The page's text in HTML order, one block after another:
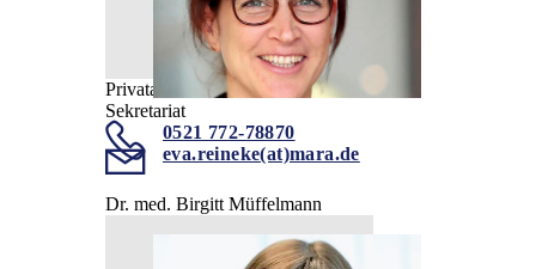
Privatambulanz
Sekretariat
0521 772-78870
eva.reineke(at)mara.de
Dr. med. Birgitt Müffelmann